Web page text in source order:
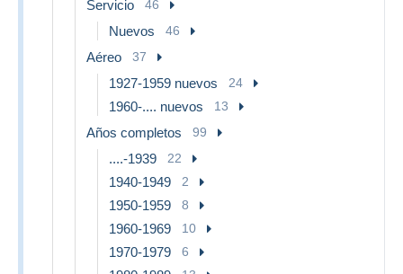
Servicio 46
Nuevos 46
Aéreo 37
1927-1959 nuevos 24
1960-.... nuevos 13
Años completos 99
....-1939 22
1940-1949 2
1950-1959 8
1960-1969 10
1970-1979 6